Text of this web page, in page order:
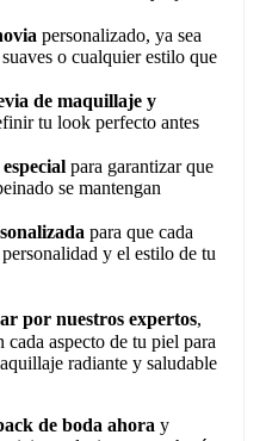
personalizado, ya sea
o cualquier estilo que
de maquillaje y
tu look perfecto antes
para garantizar que
se mantengan
para que cada
y el estilo de tu
por nuestros expertos,
cada aspecto de tu piel para
radiante y saludable
de boda ahora y